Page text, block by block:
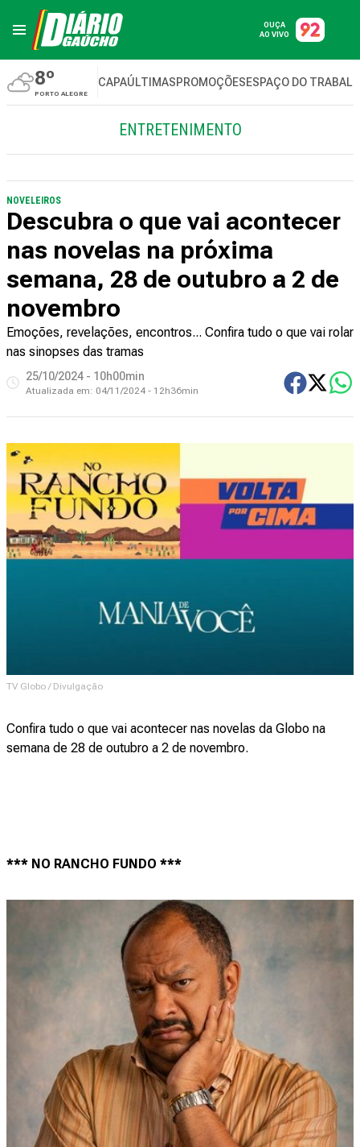
OUÇA
AO VIVO
8º
PORTO ALEGRE
CAPAÚLTIMASPROMOÇÕESESPAÇO DO
ENTRETENIMENTO
NOVELEIROS
Descubra o que vai acontecer
nas novelas na próxima
semana, 28 de outubro a 2 de
novembro
Emoções, revelações, encontros... Confira tudo o que vai rolar
nas sinopses das tramas
25/10/2024 - 10h00min
Atualizada em: 04/11/2024 - 12h36min
TV Globo / Divulgação
Confira tudo o que vai acontecer nas novelas da Globo na
semana de 28 de outubro a 2 de novembro.
*** NO RANCHO FUNDO ***